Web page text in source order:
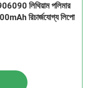
লিথিয়াম পলিমার
রিচার্জযোগ্য লিপো